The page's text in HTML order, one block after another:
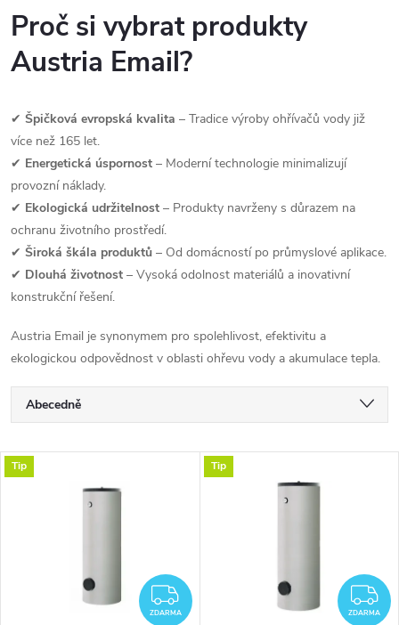
Proč si vybrat produkty
Austria Email?
✔ Špičková evropská kvalita – Tradice výroby ohřívačů vody již
více než 165 let.
✔ Energetická úspornost – Moderní technologie minimalizují
provozní náklady.
✔ Ekologická udržitelnost – Produkty navrženy s důrazem na
ochranu životního prostředí.
✔ Široká škála produktů – Od domácností po průmyslové aplikace.
✔ Dlouhá životnost – Vysoká odolnost materiálů a inovativní
konstrukční řešení.
Austria Email je synonymem pro spolehlivost, efektivitu a
ekologickou odpovědnost v oblasti ohřevu vody a akumulace tepla.
Ř
a
Abecedně
Nejdražší
Nejprodávanější
V
Tip
ZDARMA
ZDARMA
Tip
ZDARMA